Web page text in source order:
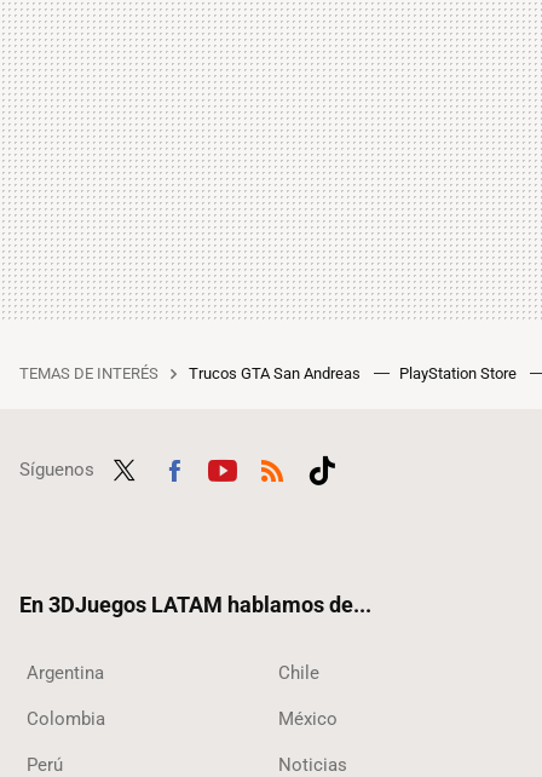
TEMAS DE INTERÉS Trucos GTA San Andreas PlayStation Store
Síguenos
En 3DJuegos LATAM hablamos de...
Argentina Chile
Colombia México
Perú Noticias